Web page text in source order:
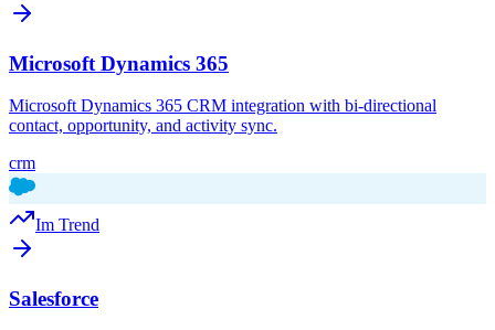
Microsoft Dynamics 365
Microsoft Dynamics 365 CRM integration with bi-directional
contact, opportunity, and activity sync.
crm
Im Trend
Salesforce